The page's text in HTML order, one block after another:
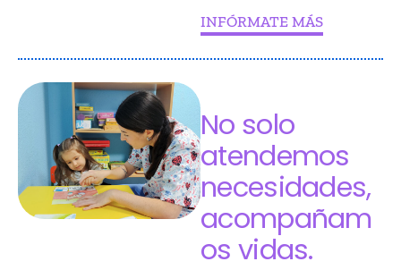
INFÓRMATE MÁS
No solo
atendemos
necesidades,
acompañam
os vidas.